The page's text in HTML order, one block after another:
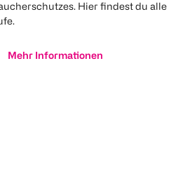
Hier findest du alle
Mehr Informationen